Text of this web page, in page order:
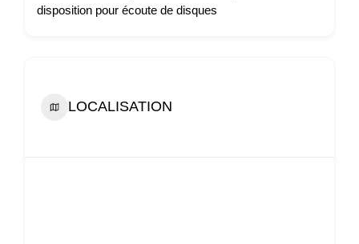
disposition pour écoute de disques
LOCALISATION